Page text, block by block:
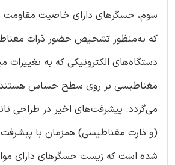
سوم، حسگرهای دارای خاصیت
که به‌منظور تشخیص حضور ذرات
دستگاه‌های الکترونیکی که به تغییرات
مغناطیسی بر روی سطح حساس هستند،
می‌گردد. پیشرفت‌های اخیر در طراحی
(و ذارت مغناطیسی) همزمان با پیشرفت
شده است که زیست حسگرهای دارای